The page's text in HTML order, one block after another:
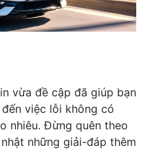
vừa đề cập đã giúp bạn
việc lỗi không có
nhiêu. Đừng quên theo
những giải-đáp thêm